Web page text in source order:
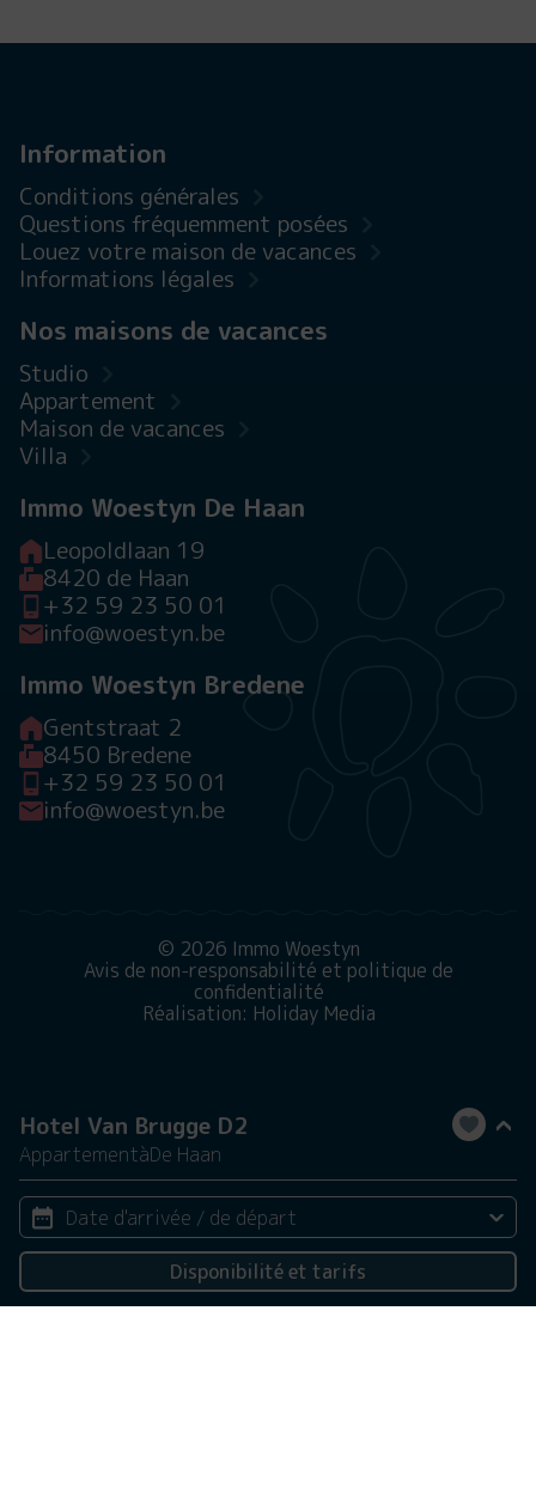
Hotel Van Brugge D2
AppartementàDe Haan
Date d'arrivée / de départ
2 personnesDisponibilité et tarifs
Information
Conditions générales
Questions fréquemment posées
Louez votre maison de vacances
Informations légales
Nos maisons de vacances
Studio
Appartement
Maison de vacances
Villa
Immo Woestyn De Haan
Leopoldlaan 19
8420 de Haan
+32 59 23 50 01
info@woestyn.be
Immo Woestyn Bredene
Gentstraat 2
8450 Bredene
+32 59 23 50 01
info@woestyn.be
© 2026 Immo Woestyn
Avis de non-responsabilité et politique de
confidentialité
Réalisation: Holiday Media